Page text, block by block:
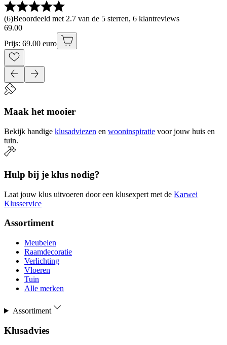
(6)Beoordeeld met 2.7 van de 5 sterren, 6 klantreviews
69.00
Prijs: 69.00 euro
Maak het mooier
Bekijk handige klusadviezen en wooninspiratie voor jouw huis en
tuin.
Hulp bij je klus nodig?
Laat jouw klus uitvoeren door een klusexpert met de Karwei
Klusservice
Assortiment
Meubelen
Raamdecoratie
Verlichting
Vloeren
Tuin
Alle merken
Assortiment
Klusadvies